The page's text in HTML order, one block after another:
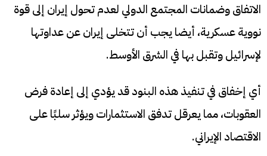
الاتفاق وضمانات المجتمع الدولي لعدم تحول إيران إلى قوة
نووية عسكرية، أيضا يجب أن تتخلى إيران عن عداوتها
لإسرائيل وتقبل بها في الشرق الأوسط.
أي إخفاق في تنفيذ هذه البنود قد يؤدي إلى إعادة فرض
العقوبات، مما يعرقل تدفق الاستثمارات ويؤثر سلبًا على
الاقتصاد الإيراني.​